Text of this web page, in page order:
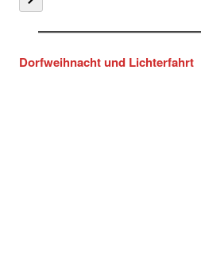
Dorfweihnacht und Lichterfahrt